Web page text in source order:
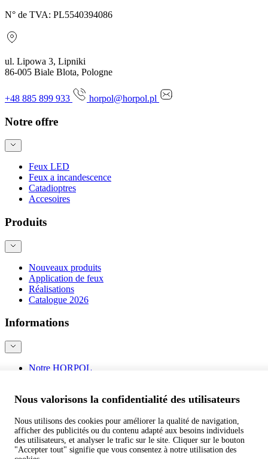
N° de TVA: PL5540394086
ul. Lipowa 3, Lipniki
86-005 Biale Blota, Pologne
+48 885 899 933 horpol@horpol.pl
Notre offre
Feux LED
Feux a incandescence
Catadioptres
Accesoires
Produits
Nouveaux produits
Application de feux
Réalisations
Catalogue 2026
Informations
Notre HORPOL
Sécurité des produits
webtom.pl
Nous valorisons la confidentialité des utilisateurs
Nous utilisons des cookies pour améliorer la qualité de navigation,
afficher des publicités ou du contenu adapté aux besoins individuels
des utilisateurs, et analyser le trafic sur le site. Cliquer sur le bouton
"Accepter tout" signifie que vous consentez à notre utilisation des